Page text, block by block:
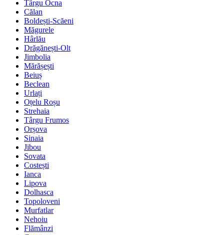
Târgu Ocna
Călan
Boldești-Scăeni
Măgurele
Hârlău
Drăgănești-Olt
Jimbolia
Mărășești
Beiuș
Beclean
Urlați
Oțelu Roșu
Strehaia
Târgu Frumos
Orșova
Sinaia
Jibou
Sovata
Costești
Ianca
Lipova
Dolhasca
Topoloveni
Murfatlar
Nehoiu
Flămânzi